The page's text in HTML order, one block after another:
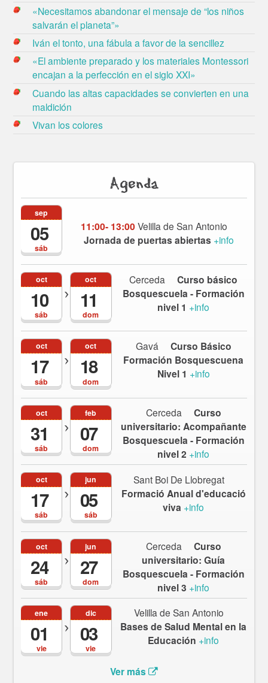
«Necesitamos abandonar el mensaje de “los niños
salvarán el planeta”»
Iván el tonto, una fábula a favor de la sencillez
«El ambiente preparado y los materiales Montessori
encajan a la perfección en el siglo XXI»
Cuando las altas capacidades se convierten en una
maldición
Vivan los colores
Agenda
sáb
sep
05 11:00- 13:00 Velilla de San Antonio
Jornada de puertas abiertas +info
sáb
oct
10
dom
oct
11
Cerceda
Curso básico
Bosquescuela - Formación
nivel 1 +info
sáb
oct
17
dom
oct
18
Gavá
Curso Básico
Formación Bosquescuena
Nivel 1 +info
sáb
oct
31
dom
feb
07
Cerceda
Curso
universitario: Acompañante
Bosquescuela - Formación
nivel 2 +info
sáb
oct
17
sáb
jun
05
Sant Boi De Llobregat
Formació Anual d'educació
viva +info
sáb
oct
24
dom
jun
27
Cerceda
Curso
universitario: Guía
Bosquescuela - Formación
nivel 3 +info
vie
ene
01
vie
dic
03
Velilla de San Antonio
Bases de Salud Mental en la
Educación +info
Ver más